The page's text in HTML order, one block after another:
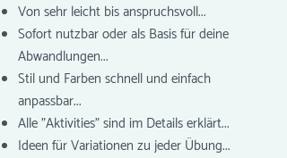
Von sehr leicht bis anspruchsvoll...
Sofort nutzbar oder als Basis für deine
Abwandlungen...
Stil und Farben schnell und einfach
anpassbar...
Alle "Aktivities" sind im Details erklärt...
Ideen für Variationen zu jeder Übung...